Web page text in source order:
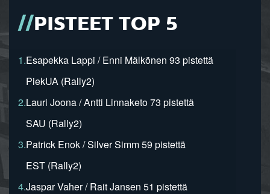
PISTEET TOP 5
1.Esapekka Lappi / Enni Mälkönen 93 pistettä
PiekUA (Rally2)
2.Lauri Joona / Antti Linnaketo 73 pistettä
SAU (Rally2)
3.Patrick Enok / Silver Simm 59 pistettä
EST (Rally2)
4.Jaspar Vaher / Rait Jansen 51 pistettä